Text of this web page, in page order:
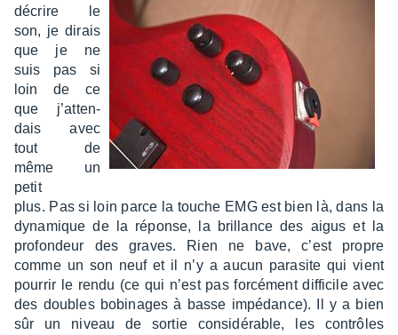
décrire le
son, je dirais
que je ne
suis pas si
loin de ce
que j’at­ten­
dais avec
tout de
même un
petit
plus. Pas si loin parce la touche EMG est bien là, dans la
dyna­mique de la réponse, la brillance des aigus et la
profon­deur des graves. Rien ne bave, c’est propre
comme un son neuf et il n’y a aucun para­site qui vient
pour­rir le rendu (ce qui n’est pas forcé­ment diffi­cile avec
des doubles bobi­nages à basse impé­dance). Il y a bien
sûr un niveau de sortie consi­dé­rable, les contrôles